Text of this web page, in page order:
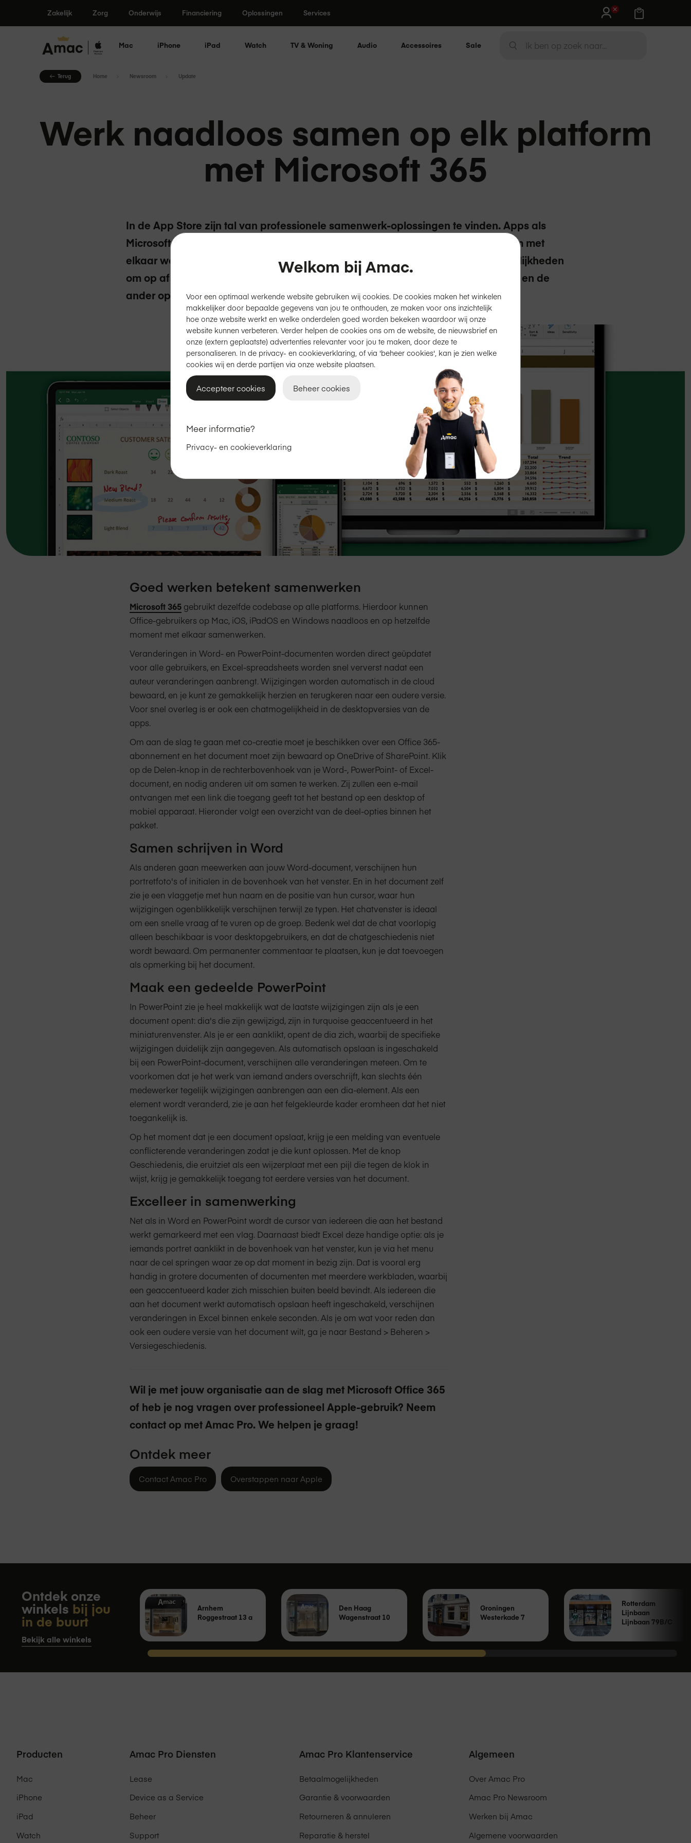
Zakelijk Zorg Onderwijs Financiering Oplossingen Services
Mac iPhone iPad Watch TV & Woning Audio Accessoires Sale ZOEK Zoek
Terug Home Newsroom Update
Werk naadloos samen op elk platform
met Microsoft 365
In de App Store zijn tal van professionele samenwerk-oplossingen te vinden. Apps als
Microsoft Teams en Slack, maar ook Whatsapp en FaceTime worden gebruikt om met
elkaar werkgerelateerd in contact te blijven. Office 365 biedt eveneens de mogelijkheden
om op afstand samen te werken. En het maakt niet uit of de een op een pc werkt en de
ander op een Mac.
Goed werken betekent samenwerken
Microsoft 365 gebruikt dezelfde codebase op alle platforms. Hierdoor kunnen
Office-gebruikers op Mac, iOS, iPadOS en Windows naadloos en op hetzelfde
moment met elkaar samenwerken.
Veranderingen in Word- en PowerPoint-documenten worden direct geüpdatet
voor alle gebruikers, en Excel-spreadsheets worden snel ververst nadat een
auteur veranderingen aanbrengt. Wijzigingen worden automatisch in de cloud
bewaard, en je kunt ze gemakkelijk herzien en terugkeren naar een oudere versie.
Voor snel overleg is er ook een chatmogelijkheid in de desktopversies van de
apps.
Om aan de slag te gaan met co-creatie moet je beschikken over een Office 365-
abonnement en het document moet zijn bewaard op OneDrive of SharePoint. Klik
op de Delen-knop in de rechterbovenhoek van je Word-, PowerPoint- of Excel-
document, en nodig anderen uit om samen te werken. Zij zullen een e-mail
ontvangen met een link die toegang geeft tot het bestand op een desktop of
mobiel apparaat. Hieronder volgt een overzicht van de deel-opties binnen het
pakket.
Samen schrijven in Word
Als anderen gaan meewerken aan jouw Word-document, verschijnen hun
portretfoto's of initialen in de bovenhoek van het venster. En in het document zelf
zie je een vlaggetje met hun naam en de positie van hun cursor, waar hun
wijzigingen ogenblikkelijk verschijnen terwijl ze typen. Het chatvenster is ideaal
om een snelle vraag af te vuren op de groep. Bedenk wel dat de chat voorlopig
alleen beschikbaar is voor desktopgebruikers, en dat de chatgeschiedenis niet
wordt bewaard. Om permanenter commentaar te plaatsen, kun je dat toevoegen
als opmerking bij het document.
Maak een gedeelde PowerPoint
In PowerPoint zie je heel makkelijk wat de laatste wijzigingen zijn als je een
document opent: dia's die zijn gewijzigd, zijn in turquoise geaccentueerd in het
miniaturenvenster. Als je er een aanklikt, opent de dia zich, waarbij de specifieke
wijzigingen duidelijk zijn aangegeven. Als automatisch opslaan is ingeschakeld
bij een PowerPoint-document, verschijnen alle veranderingen meteen. Om te
voorkomen dat je het werk van iemand anders overschrijft, kan slechts één
medewerker tegelijk wijzigingen aanbrengen aan een dia-element. Als een
element wordt veranderd, zie je aan het felgekleurde kader eromheen dat het niet
toegankelijk is.
Op het moment dat je een document opslaat, krijg je een melding van eventuele
conflicterende veranderingen zodat je die kunt oplossen. Met de knop
Geschiedenis, die eruitziet als een wijzerplaat met een pijl die tegen de klok in
wijst, krijg je gemakkelijk toegang tot eerdere versies van het document.
Excelleer in samenwerking
Net als in Word en PowerPoint wordt de cursor van iedereen die aan het bestand
werkt gemarkeerd met een vlag. Daarnaast biedt Excel deze handige optie: als je
iemands portret aanklikt in de bovenhoek van het venster, kun je via het menu
naar de cel springen waar ze op dat moment in bezig zijn. Dat is vooral erg
handig in grotere documenten of documenten met meerdere werkbladen, waarbij
een geaccentueerd kader zich misschien buiten beeld bevindt. Als iedereen die
aan het document werkt automatisch opslaan heeft ingeschakeld, verschijnen
veranderingen in Excel binnen enkele seconden. Als je om wat voor reden dan
ook een oudere versie van het document wilt, ga je naar Bestand > Beheren >
Versiegeschiedenis.
Wil je met jouw organisatie aan de slag met Microsoft Office 365
of heb je nog vragen over professioneel Apple-gebruik? Neem
contact op met Amac Pro. We helpen je graag!
Ontdek meer
Contact Amac Pro Overstappen naar Apple
Ontdek onze
winkels bij jou
in de buurt
Bekijk alle winkels
Arnhem
Roggestraat 13 a
Den Haag
Wagenstraat 10
Groningen
Westerkade 7
Rotterdam
Lijnbaan
Lijnbaan 79B/C
Producten
Mac
iPhone
iPad
Watch
Amac Pro Diensten
Lease
Device as a Service
Beheer
Support
Amac Pro Klantenservice
Betaalmogelijkheden
Garantie & voorwaarden
Retourneren & annuleren
Reparatie & herstel
Algemeen
Over Amac Pro
Amac Pro Newsroom
Werken bij Amac
Algemene voorwaarden
Welkom bij Amac.
Voor een optimaal werkende website gebruiken wij cookies. De cookies maken het winkelen
makkelijker door bepaalde gegevens van jou te onthouden, ze maken voor ons inzichtelijk
hoe onze website werkt en welke onderdelen goed worden bekeken waardoor wij onze
website kunnen verbeteren. Verder helpen de cookies ons om de website, de nieuwsbrief en
onze (extern geplaatste) advertenties relevanter voor jou te maken, door deze te
personaliseren. In de privacy- en cookieverklaring, of via 'beheer cookies', kan je zien welke
cookies wij en derde partijen via onze website plaatsen.
Accepteer cookies Beheer cookies
Meer informatie?
Privacy- en cookieverklaring